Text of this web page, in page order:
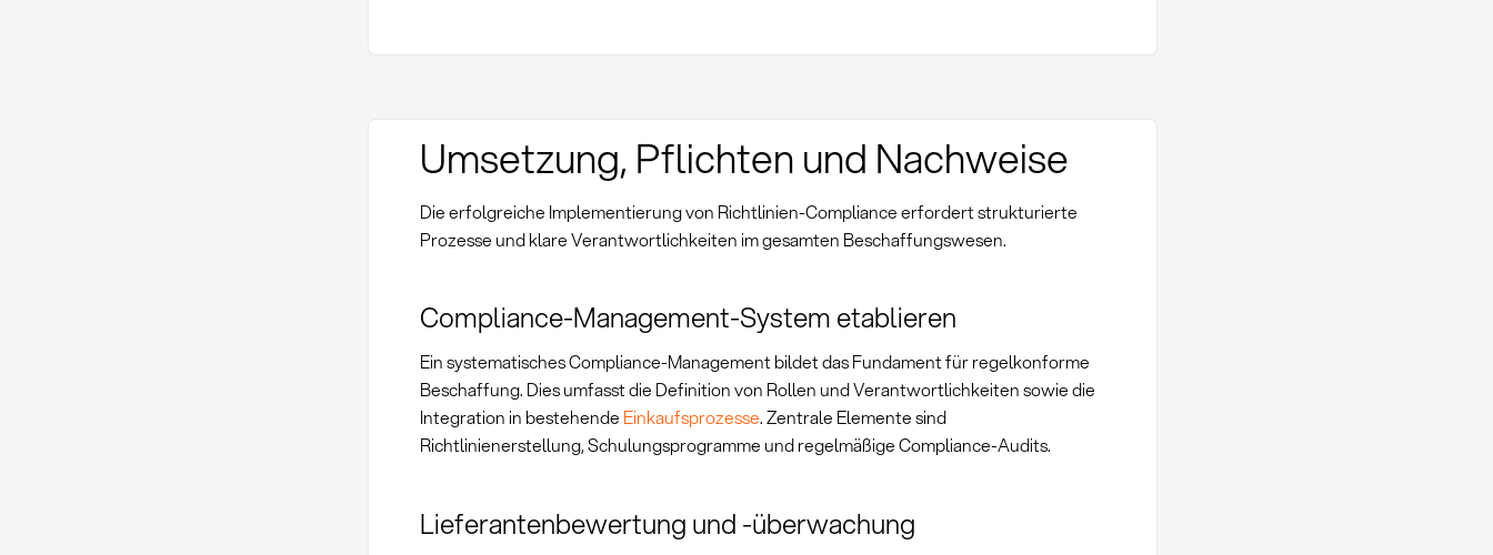
Umsetzung, Pflichten und Nachweise
Die erfolgreiche Implementierung von Richtlinien-Compliance erfordert strukturierte
Prozesse und klare Verantwortlichkeiten im gesamten Beschaffungswesen.
Compliance-Management-System etablieren
Ein systematisches Compliance-Management bildet das Fundament für regelkonforme
Beschaffung. Dies umfasst die Definition von Rollen und Verantwortlichkeiten sowie die
Integration in bestehende Einkaufsprozesse. Zentrale Elemente sind
Richtlinienerstellung, Schulungsprogramme und regelmäßige Compliance-Audits.
Lieferantenbewertung und -überwachung